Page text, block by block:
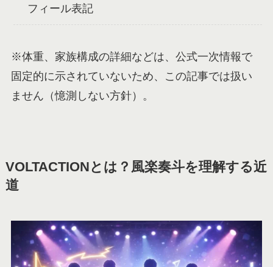
フィール表記
※体重、家族構成の詳細などは、公式一次情報で
固定的に示されていないため、この記事では扱い
ません（憶測しない方針）。
VOLTACTIONとは？風楽奏斗を理解する近
道